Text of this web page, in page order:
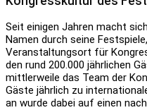
Seit einigen Jahren macht
Namen durch seine
Veranstaltungsort für
den rund 200.000 jährlichen
mittlerweile das Team der
Gäste jährlich zu
an wurde dabei auf einen